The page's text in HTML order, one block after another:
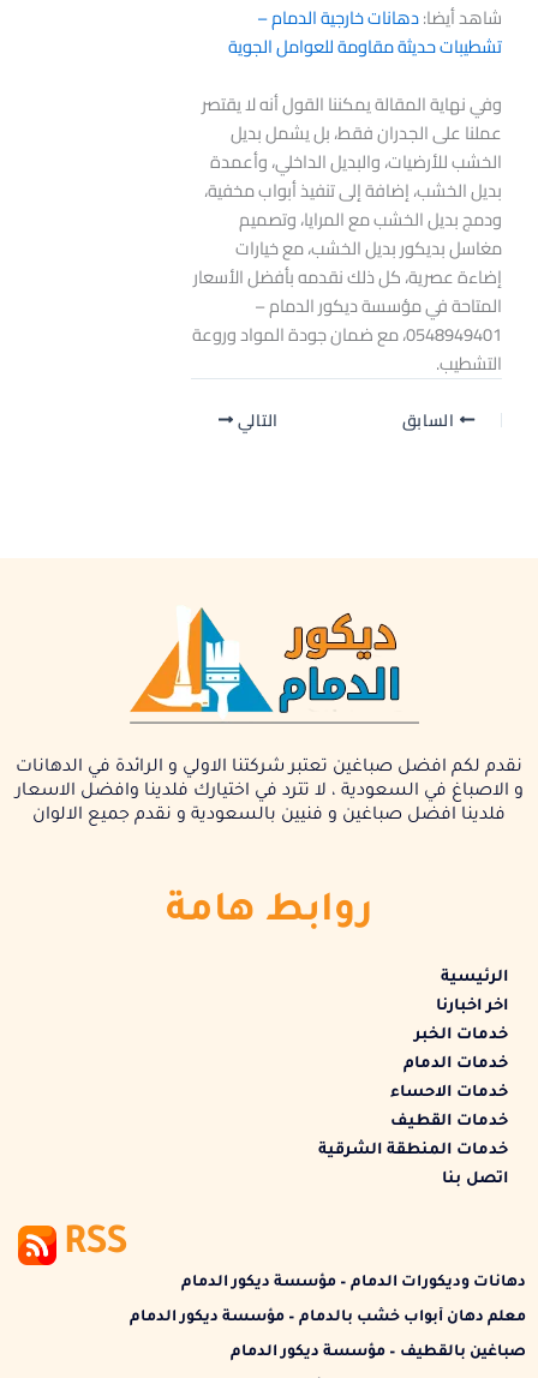
شاهد أيضا:دهانات خارجية الدمام –
تشطيبات حديثة مقاومة للعوامل الجوية
وفي نهاية المقالة يمكننا القول أنه لا يقتصر
عملنا على الجدران فقط، بل يشمل بديل
الخشب للأرضيات، والبديل الداخلي، وأعمدة
بديل الخشب، إضافة إلى تنفيذ أبواب مخفية،
ودمج بديل الخشب مع المرايا، وتصميم
مغاسل بديكور بديل الخشب، مع خيارات
إضاءة عصرية، كل ذلك نقدمه بأفضل الأسعار
المتاحة في مؤسسة ديكور الدمام –
0548949401، مع ضمان جودة المواد وروعة
التشطيب.
السابق التالي
نقدم لكم افضل صباغين تعتبر شركتنا الاولي و الرائدة في الدهانات
و الاصباغ في السعودية ، لا تترد في اختيارك فلدينا وافضل الاسعار
فلدينا افضل صباغين و فنيين بالسعودية و نقدم جميع الالوان
روابط هامة
الرئيسية
اخر اخبارنا
خدمات الخبر
خدمات الدمام
خدمات الاحساء
خدمات القطيف
خدمات المنطقة الشرقية
اتصل بنا
RSS
دهانات وديكورات الدمام – مؤسسة ديكور الدمام
معلم دهان أبواب خشب بالدمام – مؤسسة ديكور الدمام
صباغين بالقطيف – مؤسسة ديكور الدمام